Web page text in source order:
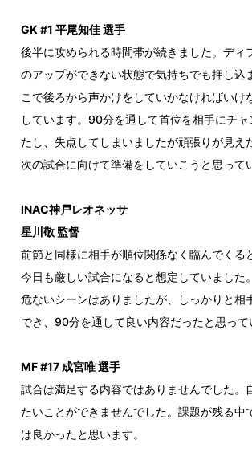
GK #1 平尾知佳 選手
後半に攻められる時間帯が続きました。ディ
のアップができない状態で気持ちでも押し込
こで後ろから声かけをしていかなければいけ
しています。90分を通して首位を相手にチャ
たし、失点してしまいましたが頑張りが見え
次の試合に向けて準備をしていこうと思って
INAC神戸レオネッサ
星川敬 監督
前節と同様に相手が順位関係なく臨んでくる
今日も厳しい試合になると想定していました
危ないシーンはありましたが、しっかりと相
でき、90分を通して良い内容だったと思って
MF #17 成宮唯 選手
試合は満足する内容ではありませんでした。
たいことができませんでした。課題が残る中
は良かったと思います。